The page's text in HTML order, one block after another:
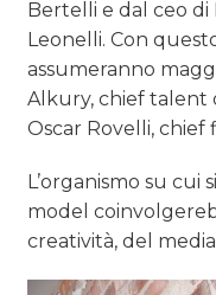
Bertelli e dal ceo
Leonelli. Con
assumeranno
Alkury, chief talent
Oscar Rovelli, chief
L’organismo su
model
creatività, del